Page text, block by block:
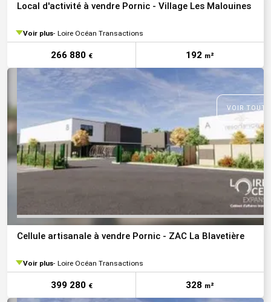
Local d'activité à vendre Pornic - Village Les Malouines
Voir plus Loire Océan Transactions
266 880 € 192 m²
VOIR
Cellule artisanale à vendre Pornic - ZAC La Blavetière
Voir plus Loire Océan Transactions
399 280 € 328 m²